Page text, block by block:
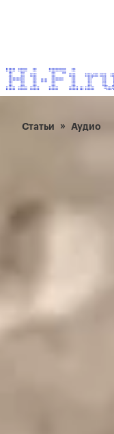
Статьи Аудио